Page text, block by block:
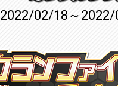
2022/02/18～